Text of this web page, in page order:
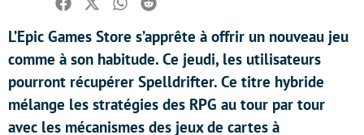
Facebook
TwitterWhatsapp
Reddit
L’Epic Games Store s’apprête à offrir un nouveau jeu
comme à son habitude. Ce jeudi, les utilisateurs
pourront récupérer Spelldrifter. Ce titre hybride
mélange les stratégies des RPG au tour par tour
avec les mécanismes des jeux de cartes à